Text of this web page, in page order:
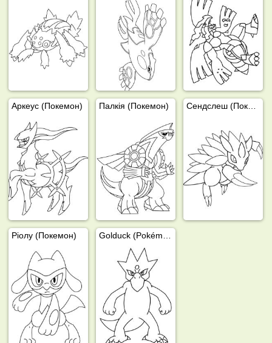
Аркеус (Покемон) Палкія (Покемон)
Ріолу (Покемон)